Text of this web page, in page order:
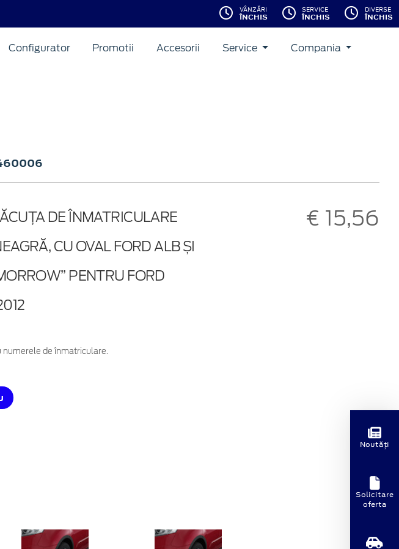
VÂNZĂRI
ÎNCHIS
SERVICE
ÎNCHIS
DIVERSE
ÎNCHIS
Configurator Promotii Accesorii Service Compania
DE ÎNMATRICULARE
CU OVAL FORD ALB ȘI
PENTRU FORD
€ 15,56
de înmatriculare.
Noutăți
Solicitare
oferta